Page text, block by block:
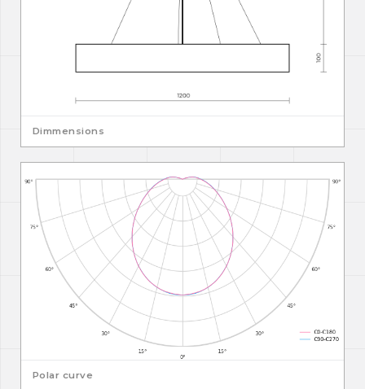
Dimmensions
Polar curve